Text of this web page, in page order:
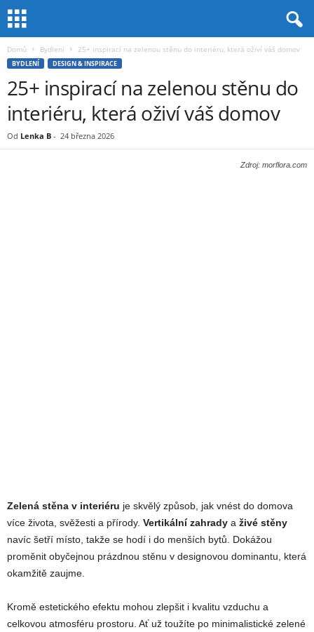
Domů Bydlení 25+ inspirací na zelenou stěnu do interiéru, která oživí váš domov
BYDLENÍ DESIGN & INSPIRACE
25+ inspirací na zelenou stěnu do
interiéru, která oživí váš domov
Od Lenka B - 24 března 2026
Zdroj: morflora.com
Zelená stěna v interiéru je skvělý způsob, jak vnést do domova
více života, svěžesti a přírody. Vertikální zahrady a živé stěny
navíc šetří místo, takže se hodí i do menších bytů. Dokážou
proměnit obyčejnou prázdnou stěnu v designovou dominantu, která
okamžitě zaujme.
Kromě estetického efektu mohou zlepšit i kvalitu vzduchu a
celkovou atmosféru prostoru. Ať už toužíte po minimalistické zelené